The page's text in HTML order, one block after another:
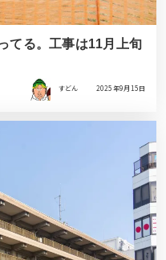
てる。工事は11月上旬
すどん 2025年9月15日